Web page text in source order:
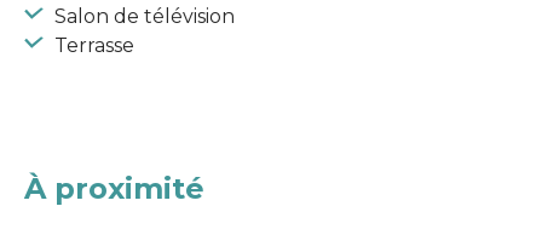
Salon de télévision
Terrasse
À proximité